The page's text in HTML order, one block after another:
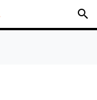
search